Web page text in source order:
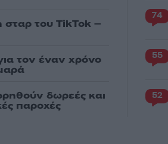
σταρ του TikTok –
τον έναν χρόνο
δωρεές και
παροχές
74
55
52